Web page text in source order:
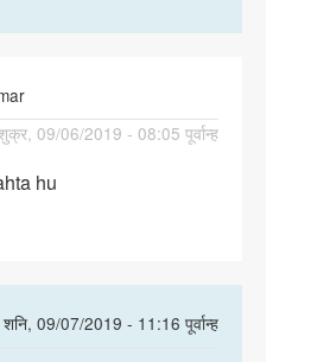
09/06/2019 - 08:05 पूर्वान्ह
hu
शनि, 09/07/2019 - 11:16 पूर्वान्ह